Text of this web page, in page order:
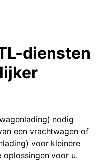
diensten
nodig
een vrachtwagen of
voor kleinere
oplossingen voor u.